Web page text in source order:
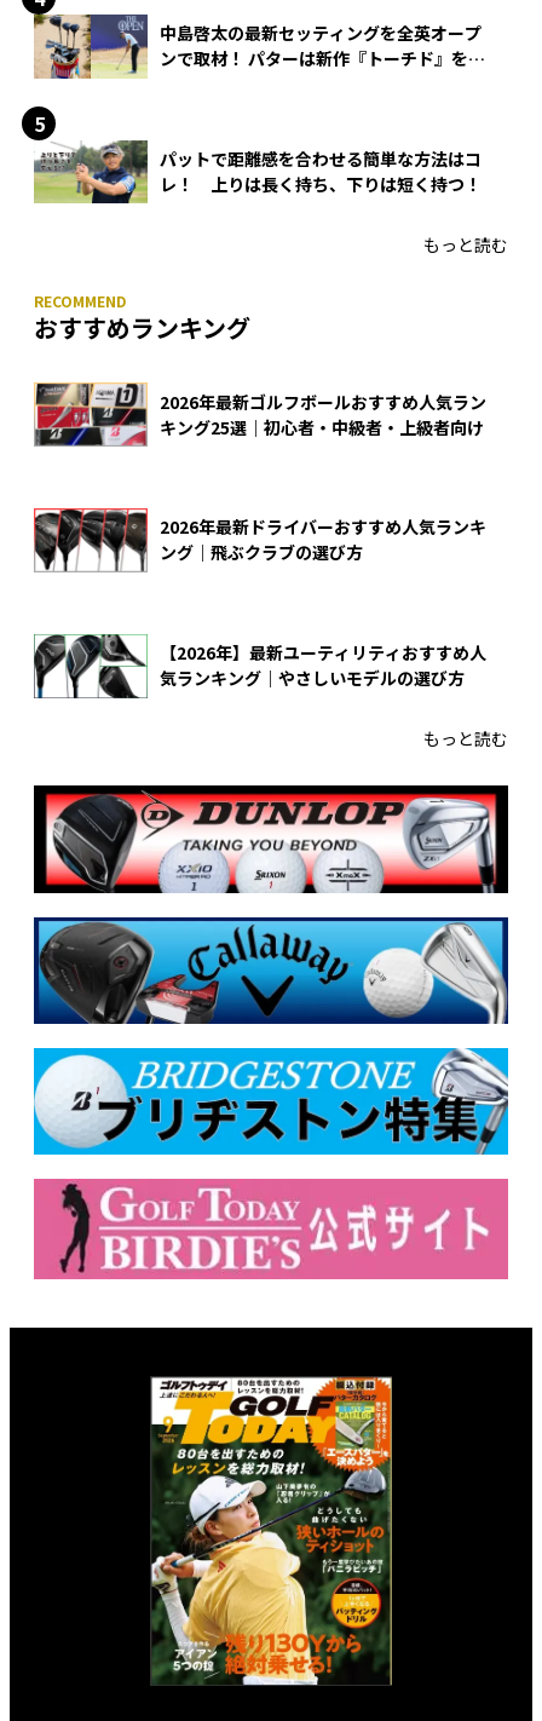
中島啓太の最新セッティングを全英オープ
ンで取材！ パターは新作『トーチド』を投
パットで距離感を合わせる簡単な方法はコ
レ！ 上りは長く持ち、下りは短く持つ！
もっと読む
おすすめランキング
2026年最新ゴルフボールおすすめ人気ラン
キング25選｜初心者・中級者・上級者向け
2026年最新ドライバーおすすめ人気ランキ
ング｜飛ぶクラブの選び方
【2026年】最新ユーティリティおすすめ人
気ランキング｜やさしいモデルの選び方
もっと読む